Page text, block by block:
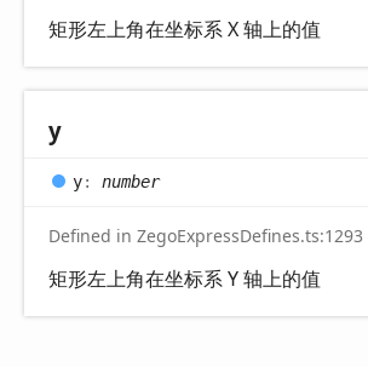
矩形左上角在坐标系 X 轴上的值
y
y: number
Defined in ZegoExpressDefines.ts:1293
矩形左上角在坐标系 Y 轴上的值